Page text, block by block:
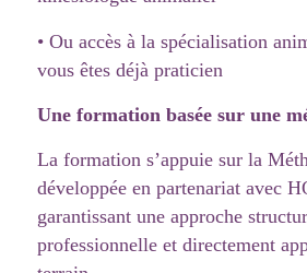
• Ou accès à la spécialisation
vous êtes déjà praticien
Une formation basée sur une
La formation s’appuie sur la
développée en partenariat avec
garantissant une approche
professionnelle et directement